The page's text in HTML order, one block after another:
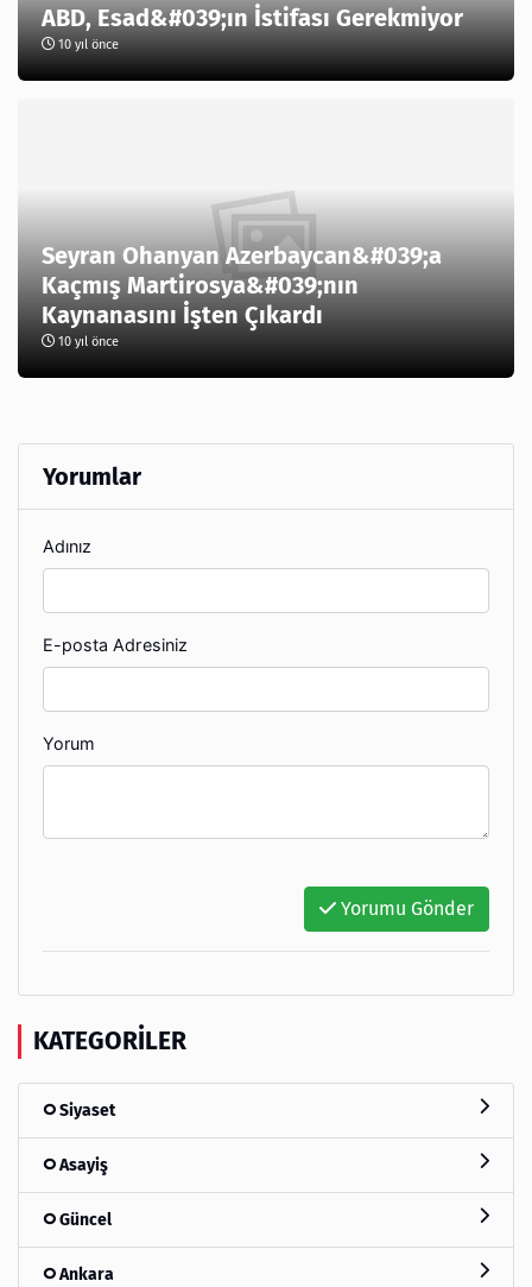
ABD, Esad&#039;ın İstifası Gerekmiyor
10 yıl önce
Seyran Ohanyan Azerbaycan&#039;a
Kaçmış Martirosya&#039;nın
Kaynanasını İşten Çıkardı
10 yıl önce
Yorumlar
Adınız
E-posta Adresiniz
Yorum
Yorumu Gönder
KATEGORILER
Siyaset
Asayiş
Güncel
Ankara